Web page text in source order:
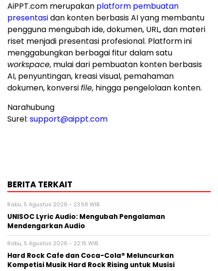
AiPPT.com merupakan platform pembuatan
presentasidan konten berbasis AI yang membantu
pengguna mengubah ide, dokumen, URL, dan materi
riset menjadi presentasi profesional. Platform ini
menggabungkan berbagai fitur dalam satu
workspace, mulai dari pembuatan konten berbasis
AI, penyuntingan, kreasi visual, pemahaman
dokumen, konversifile, hingga pengelolaan konten.
Narahubung
Surel: support@aippt.com
BERITA TERKAIT
Rabu, 5 Agustus 2026 - 23:58 WIB
UNISOC Lyric Audio: Mengubah Pengalaman
Mendengarkan Audio
Rabu, 5 Agustus 2026 - 22:15 WIB
Hard Rock Cafe dan Coca-Cola® Meluncurkan
Kompetisi Musik Hard Rock Rising untuk Musisi